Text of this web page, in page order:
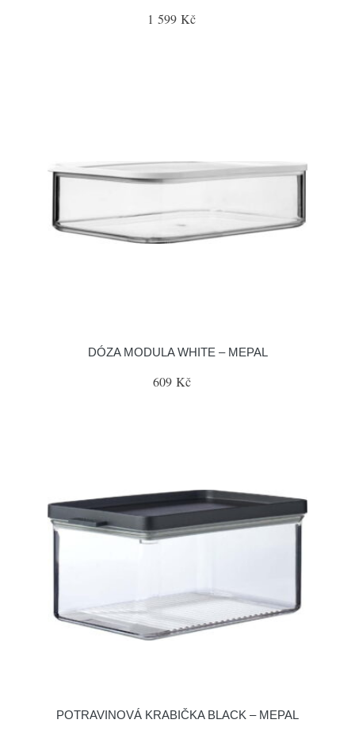
1 599 Kč
DÓZA MODULA WHITE – MEPAL
609 Kč
POTRAVINOVÁ KRABIČKA BLACK – MEPAL